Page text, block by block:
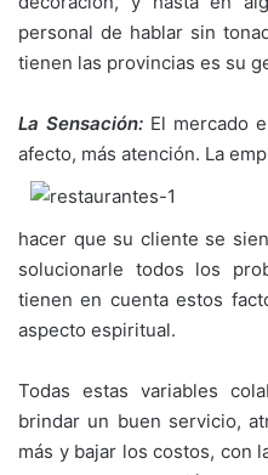
personal de hablar sin
tienen las provincias es su
La Sensación: El mercado
afecto, más atención. La
hacer que su cliente se
solucionarle todos los
tienen en cuenta estos
aspecto espiritual.
Todas estas variables
brindar un buen servicio,
más y bajar los costos, con